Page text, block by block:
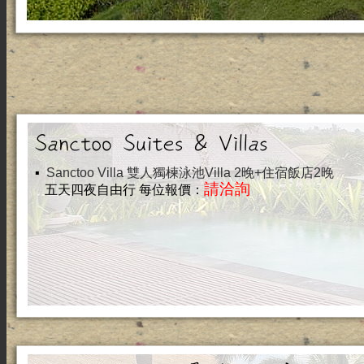
▪Sanctoo Villa 雙人獨楝泳池Villa 2晚+住宿飯店2晚
五天四夜自由行 每位報價：請洽詢